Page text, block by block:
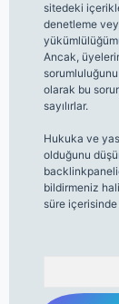
sitedeki
denetleme
Ancak,
olarak bu
sayılırlar.
Hukuka ve
olduğunu
bildirmeniz
süre içerisinde